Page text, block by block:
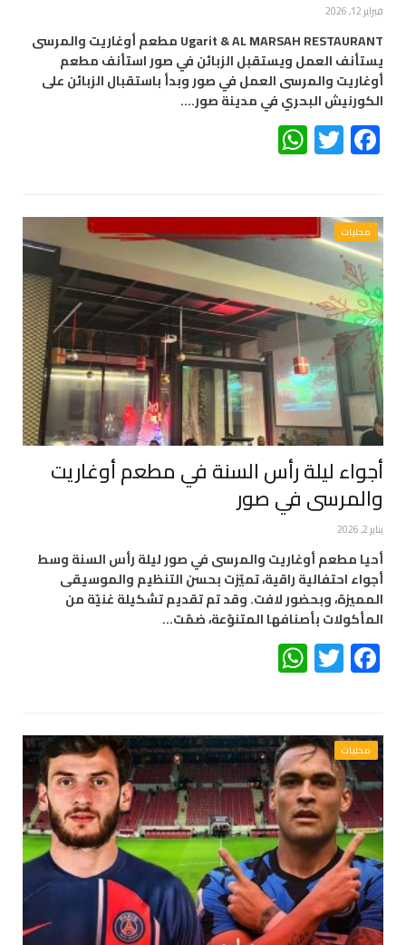
فبراير 12, 2026
Ugarit & AL MARSAH RESTAURANT مطعم أوغاريت والمرسى
يستأنف العمل ويستقبل الزبائن في صور استأنف مطعم
أوغاريت والمرسى العمل في صور وبدأ باستقبال الزبائن على
الكورنيش البحري في مدينة صور.…
Facebook
Twitter
محليات
أجواء ليلة رأس السنة في مطعم أوغاريت
والمرسى في صور
يناير 2, 2026
أحيا مطعم أوغاريت والمرسى في صور ليلة رأس السنة وسط
أجواء احتفالية راقية، تميّزت بحسن التنظيم والموسيقى
المميزة، وبحضور لافت. وقد تم تقديم تشكيلة غنيّة من
المأكولات بأصنافها المتنوّعة، ضمّت…
Facebook
Twitter
محليات